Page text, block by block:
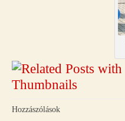
Hozzászólások